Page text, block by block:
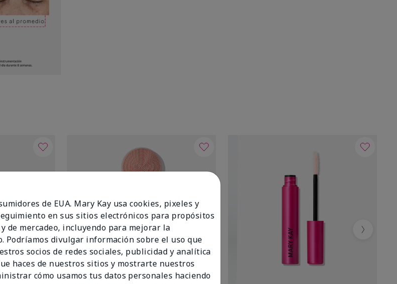
Next
de EUA. Mary Kay usa cookies, pixeles y
en sus sitios electrónicos para propósitos
de mercadeo, incluyendo para mejorar la
Podríamos divulgar información sobre el uso que
socios de redes sociales, publicidad y analítica
haces de nuestros sitios y mostrarte nuestros
cómo usamos tus datos personales haciendo